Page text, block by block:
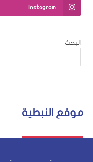
Instagram
البحث
موقع النبطية